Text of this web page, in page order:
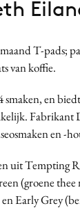
T-pads;
van koffie.
en
Fabrikant
en -
uit Tempting
(groene
Early Grey